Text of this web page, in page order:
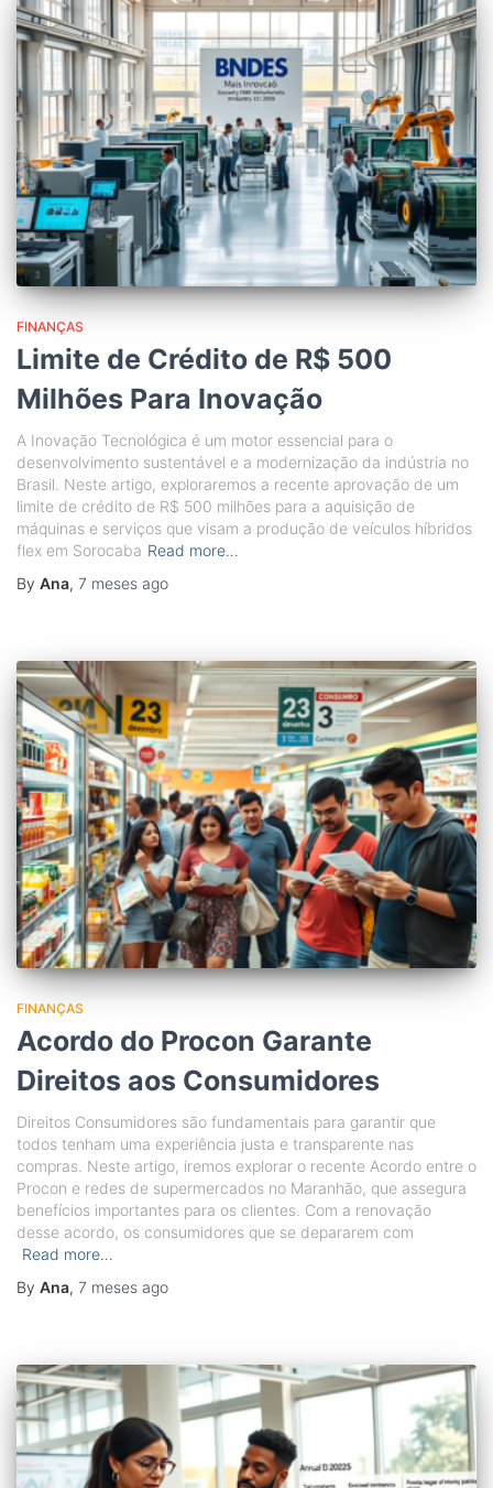
FINANÇAS
Limite de Crédito de R$ 500
Milhões Para Inovação
A Inovação Tecnológica é um motor essencial para o
desenvolvimento sustentável e a modernização da indústria no
Brasil. Neste artigo, exploraremos a recente aprovação de um
limite de crédito de R$ 500 milhões para a aquisição de
máquinas e serviços que visam a produção de veículos híbridos
flex em Sorocaba Read more…
By Ana, 7 meses ago
FINANÇAS
Acordo do Procon Garante
Direitos aos Consumidores
Direitos Consumidores são fundamentais para garantir que
todos tenham uma experiência justa e transparente nas
compras. Neste artigo, iremos explorar o recente Acordo entre o
Procon e redes de supermercados no Maranhão, que assegura
benefícios importantes para os clientes. Com a renovação
desse acordo, os consumidores que se depararem com
Read more…
By Ana, 7 meses ago